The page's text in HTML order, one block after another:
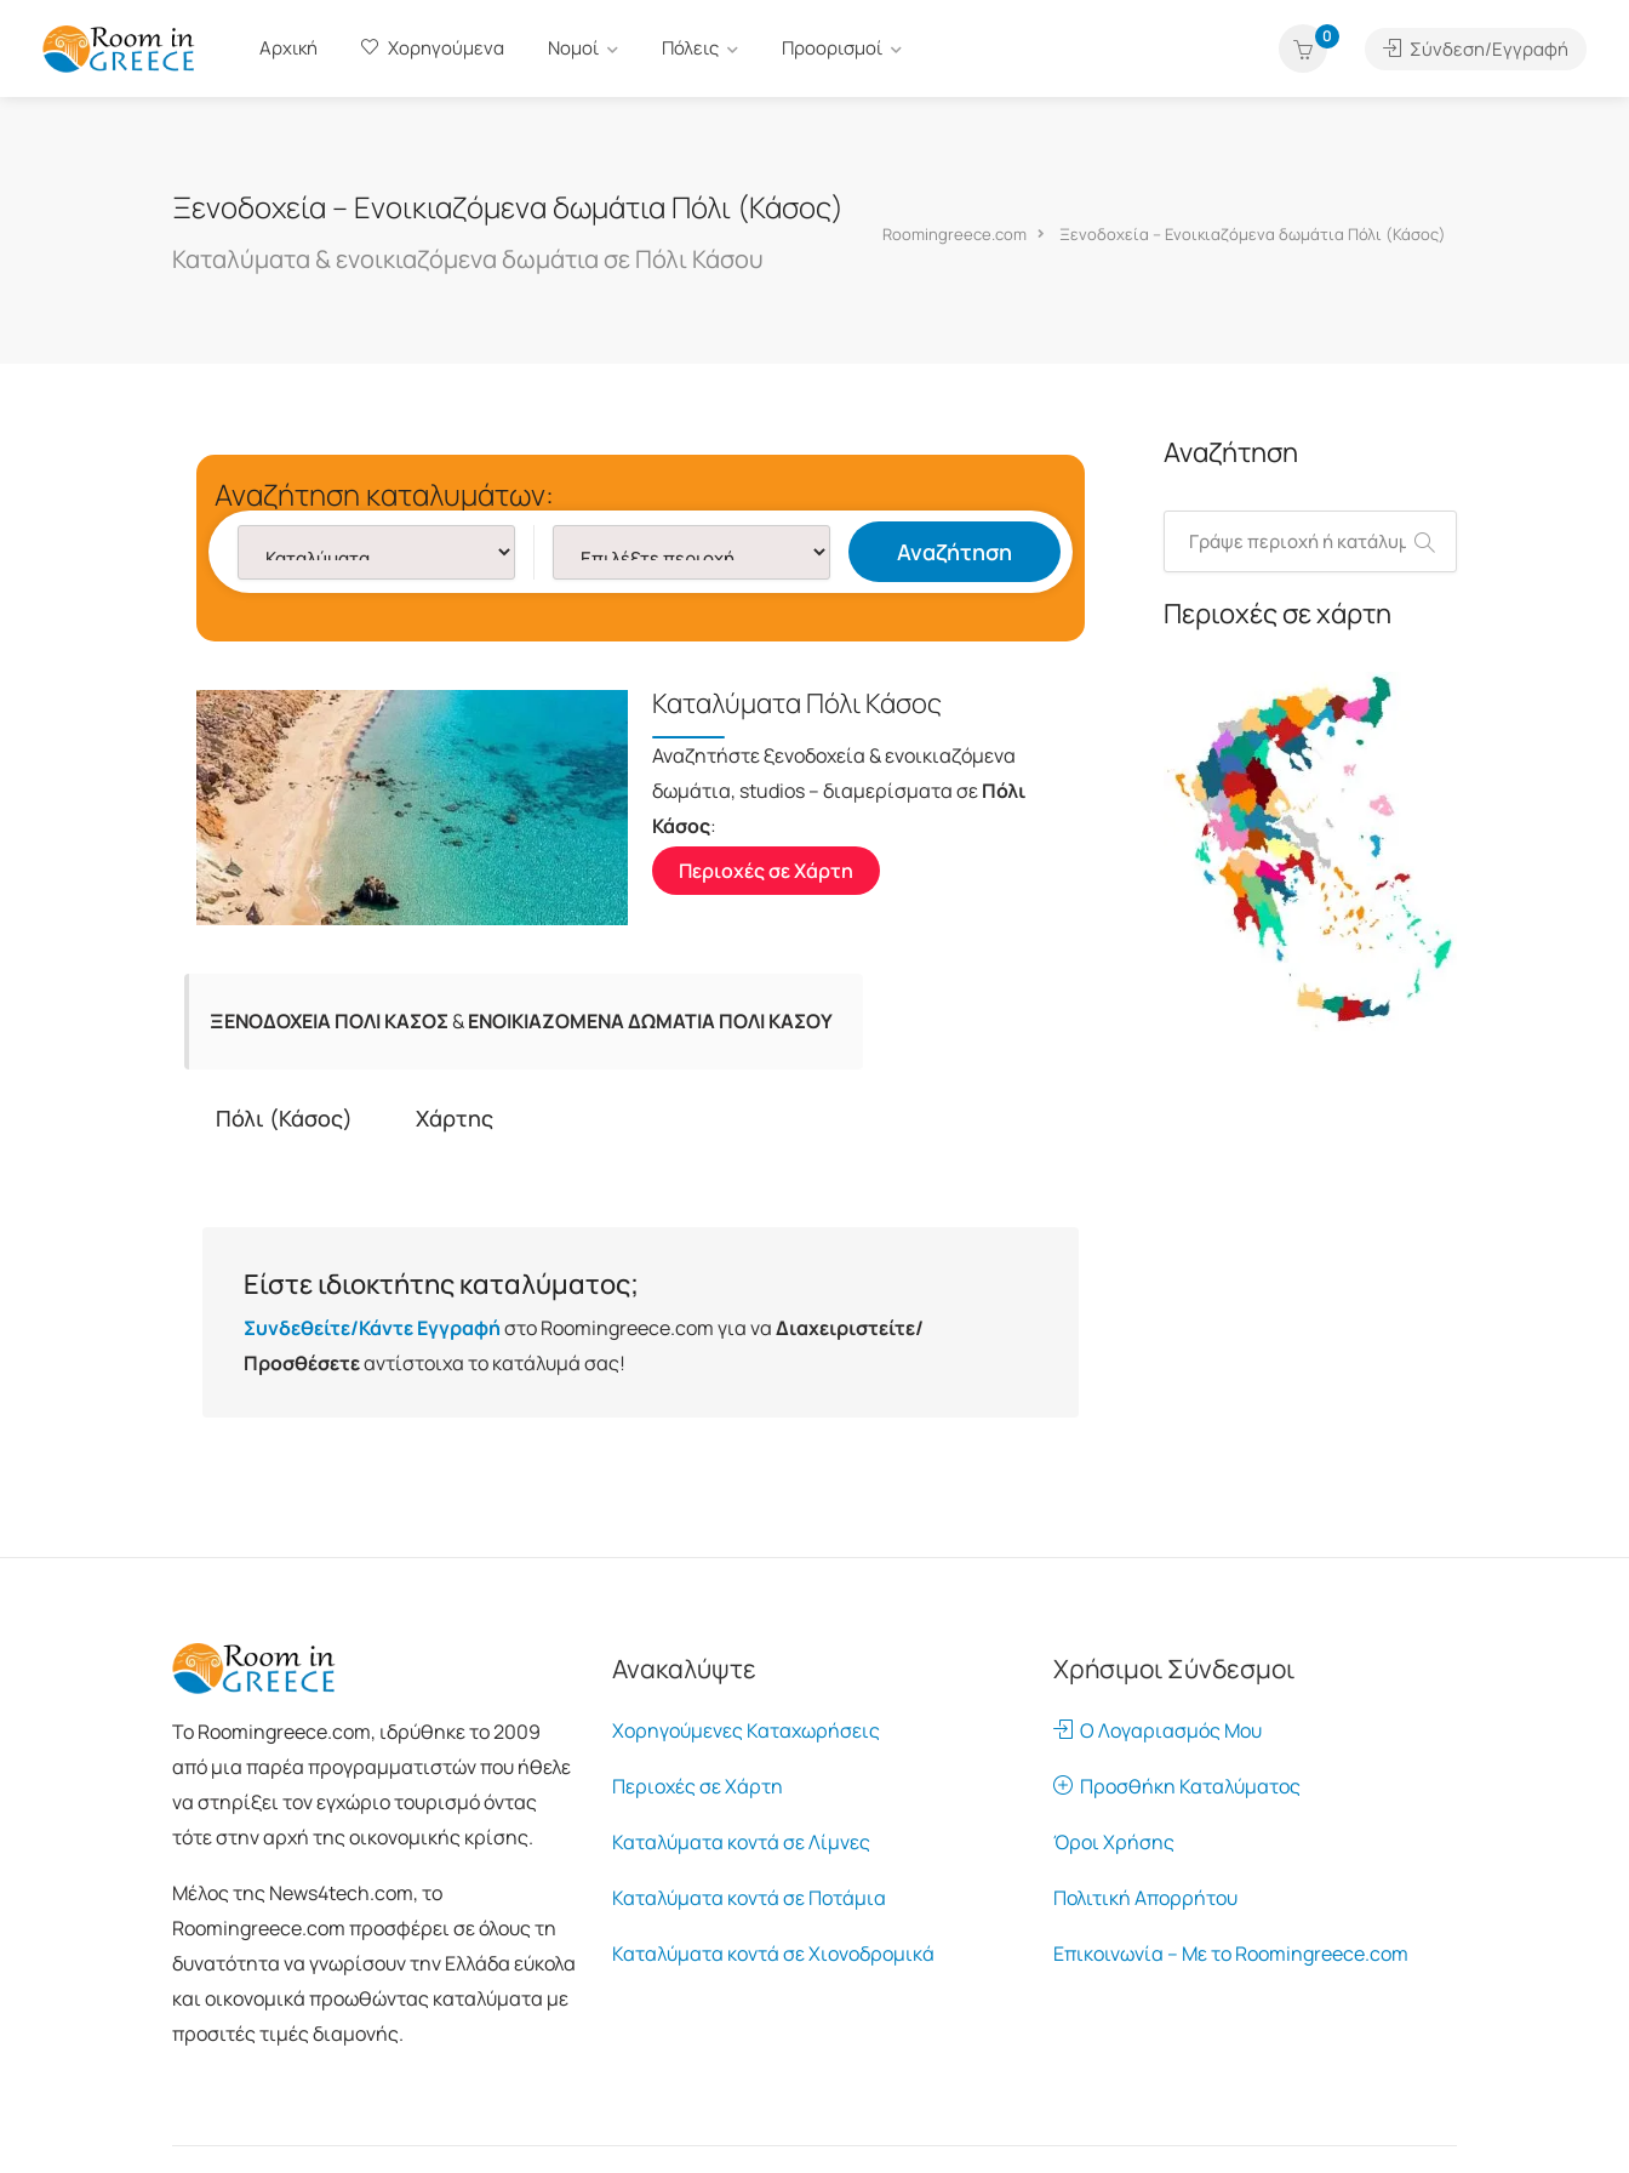
Αρχική Χορηγούμενα Νομοί Πόλεις Προορισμοί 0
Σύνδεση/Εγγραφή
Ξενοδοχεία – Ενοικιαζόμενα δωμάτια Πόλι (Κάσος)
Καταλύματα & ενοικιαζόμενα δωμάτια σε Πόλι Κάσου
Roomingreece.com Ξενοδοχεία – Ενοικιαζόμενα δωμάτια Πόλι (Κάσος)
Αναζήτηση καταλυμάτων:
Αναζήτηση
Καταλύματα Πόλι Κάσος
Αναζητήστε ξενοδοχεία & ενοικιαζόμενα
δωμάτια, studios – διαμερίσματα σεΠόλι
Κάσος:
Περιοχές σε Χάρτη
ΞΕΝΟΔΟΧΕΙΑ ΠΟΛΙ ΚΑΣΟΣ&ΕΝΟΙΚΙΑΖΟΜΕΝΑ ΔΩΜΑΤΙΑ ΠΟΛΙ ΚΑΣΟΥ
Πόλι (Κάσος) Χάρτης
Είστε ιδιοκτήτης καταλύματος;
Συνδεθείτε/Κάντε Εγγραφήστο Roomingreece.com για ναΔιαχειριστείτε/
Προσθέσετεαντίστοιχα το κατάλυμά σας!
Αναζήτηση
Περιοχές σε χάρτη
To Roomingreece.com, ιδρύθηκε το 2009
από μια παρέα προγραμματιστών που ήθελε
να στηρίξει τον εγχώριο τουρισμό όντας
τότε στην αρχή της οικονομικής κρίσης.
Μέλος της News4tech.com, το
Roomingreece.com προσφέρει σε όλους τη
δυνατότητα να γνωρίσουν την Ελλάδα εύκολα
και οικονομικά προωθώντας καταλύματα με
προσιτές τιμές διαμονής.
Ανακαλύψτε
Χορηγούμενες Καταχωρήσεις
Περιοχές σε Χάρτη
Καταλύματα κοντά σε Λίμνες
Καταλύματα κοντά σε Ποτάμια
Καταλύματα κοντά σε Χιονοδρομικά
Χρήσιμοι Σύνδεσμοι
Ο Λογαριασμός Μου
Προσθήκη Καταλύματος
Όροι Χρήσης
Πολιτική Απορρήτου
Επικοινωνία – Με το Roomingreece.com